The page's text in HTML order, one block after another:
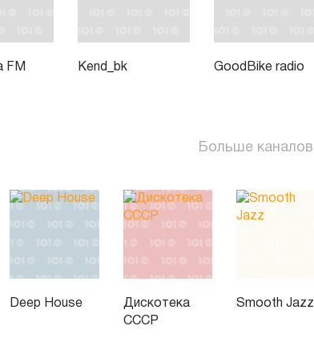
FM Kend_bk GoodBike radio
Больше каналов
Deep House
Дискотека
СССР
Smooth Jazz